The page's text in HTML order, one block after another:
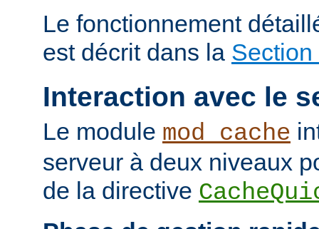
Le fonctionnement
est décrit dans la
Interaction avec le
Le module mod_cache
serveur à deux niveaux
de la directive